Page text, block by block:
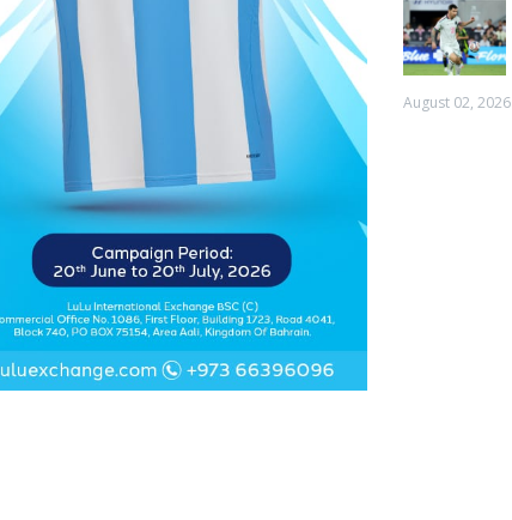
August 02, 2026